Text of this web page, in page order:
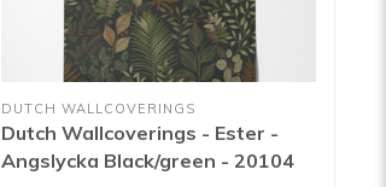
DUTCH WALLCOVERINGS
Dutch Wallcoverings - Ester -
Angslycka Black/green - 20104